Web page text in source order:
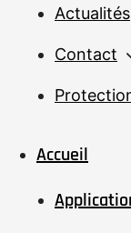
Actualités
Contact
Accueil